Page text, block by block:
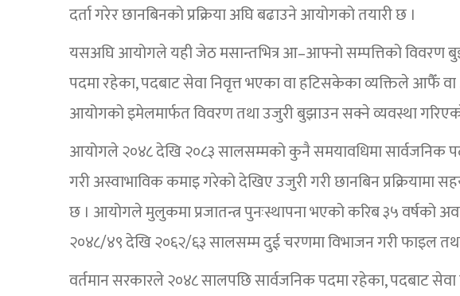
दर्ता गरेर छानबिनको प्रक्रिया अघि बढाउने आयोगको तयारी छ ।
यसअघि आयोगले यही जेठ मसान्तभित्र आ–आफ्नो सम्पत्तिको विवरण
पदमा रहेका, पदबाट सेवा निवृत्त भएका वा हटिसकेका व्यक्तिले आफैँ वा
आयोगको इमेलमार्फत विवरण तथा उजुरी बुझाउन सक्ने व्यवस्था
आयोगले २०४८ देखि २०८३ सालसम्मको कुनै समयावधिमा सार्वजनिक
गरी अस्वाभाविक कमाइ गरेको देखिए उजुरी गरी छानबिन प्रक्रियामा
छ । आयोगले मुलुकमा प्रजातन्त्र पुनःस्थापना भएको करिब ३५ वर्षको
२०४८/४९ देखि २०६२/६३ सालसम्म दुई चरणमा विभाजन गरी फाइल तथा
वर्तमान सरकारले २०४८ सालपछि सार्वजनिक पदमा रहेका, पदबाट